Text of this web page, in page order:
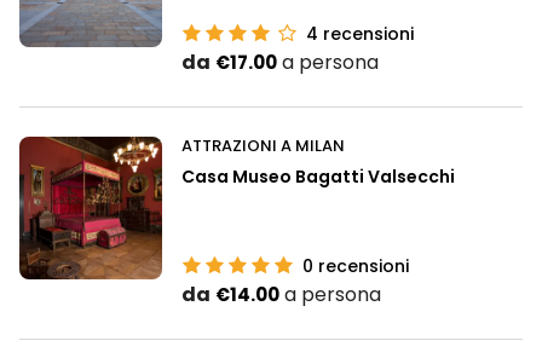
4 recensioni
da €17.00a persona
ATTRAZIONI A MILAN
Casa Museo Bagatti Valsecchi
0 recensioni
da €14.00a persona